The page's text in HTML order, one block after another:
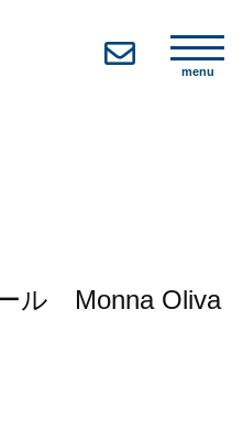
menu
ル Monna Oliva